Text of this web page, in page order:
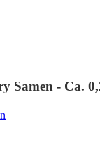
Samen - Ca.